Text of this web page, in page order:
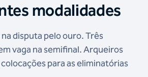
modalidades
disputa pelo ouro. Três
vaga na semifinal. Arqueiros
para as eliminatórias